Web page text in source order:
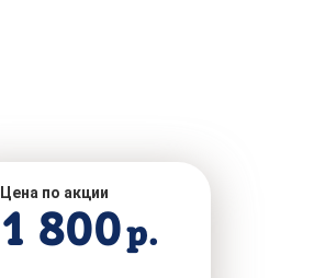
Цена по акции
1 800р.